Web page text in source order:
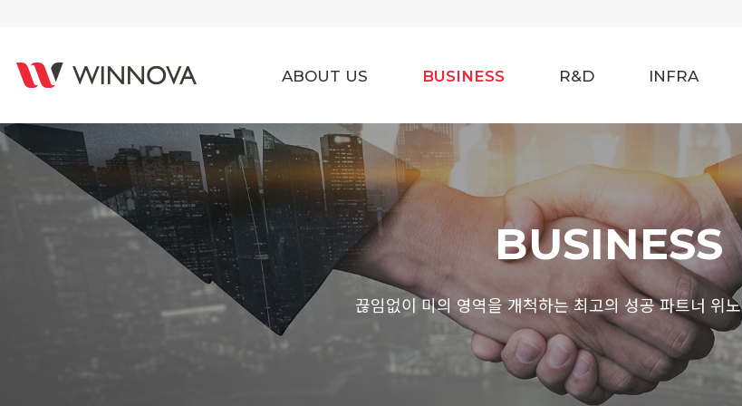
ABOUT US BUSINESS R&D INFRA
BUSINESS
끊임없이 미의 영역을 개척하는 최고의 성공 파트너 위